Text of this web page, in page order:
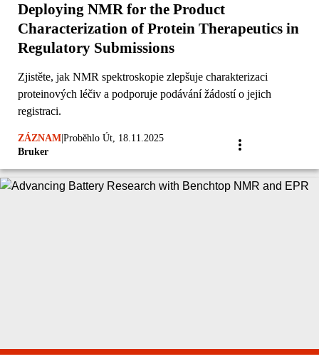
Deploying NMR for the Product
Characterization of Protein Therapeutics in
Regulatory Submissions
Zjistěte, jak NMR spektroskopie zlepšuje charakterizaci
proteinových léčiv a podporuje podávání žádostí o jejich
registraci.
ZÁZNAM Proběhlo Út, 18.11.2025
Bruker